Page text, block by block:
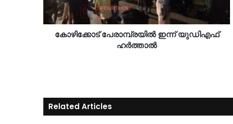
കോഴിക്കോട് പേരാമ്പ്രയിൽ ഇന്ന് യുഡിഎഫ്
ഹർത്താൽ
Related Articles